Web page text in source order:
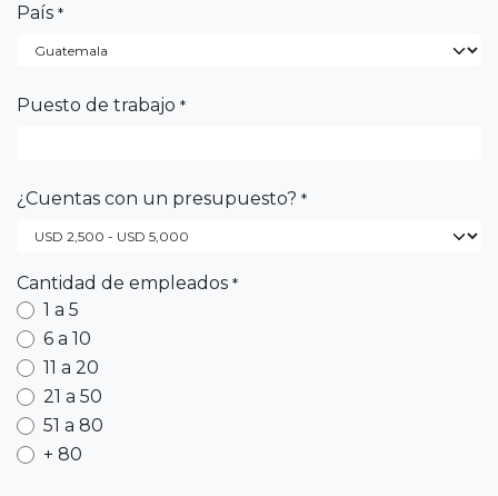
País *
Puesto de trabajo *
¿Cuentas con un presupuesto? *
Cantidad de empleados *
1 a 5
6 a 10
11 a 20
21 a 50
51 a 80
+ 80